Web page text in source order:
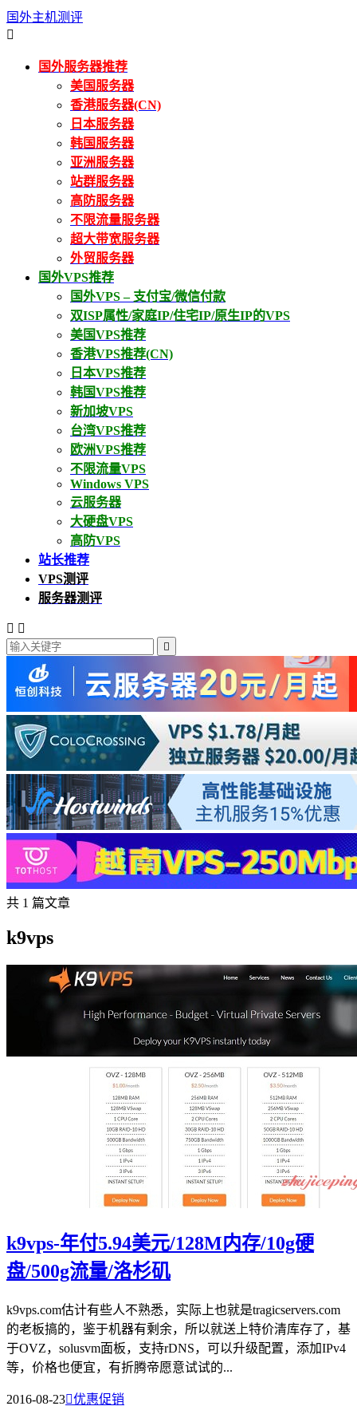
国外主机测评

国外服务器推荐
美国服务器
香港服务器(CN)
日本服务器
韩国服务器
亚洲服务器
站群服务器
高防服务器
不限流量服务器
超大带宽服务器
外贸服务器
国外VPS推荐
国外VPS – 支付宝/微信付款
双ISP属性/家庭IP/住宅IP/原生IP的VPS
美国VPS推荐
香港VPS推荐(CN)
日本VPS推荐
韩国VPS推荐
新加坡VPS
台湾VPS推荐
欧洲VPS推荐
不限流量VPS
Windows VPS
云服务器
大硬盘VPS
高防VPS
站长推荐
VPS测评
服务器测评
 

共 1 篇文章
k9vps
k9vps-年付5.94美元/128M内存/10g硬
盘/500g流量/洛杉矶
k9vps.com估计有些人不熟悉，实际上也就是tragicservers.com
的老板搞的，鉴于机器有剩余，所以就送上特价清库存了，基
于OVZ，solusvm面板，支持rDNS，可以升级配置，添加IPv4
等，价格也便宜，有折腾帝愿意试试的...
2016-08-23优惠促销